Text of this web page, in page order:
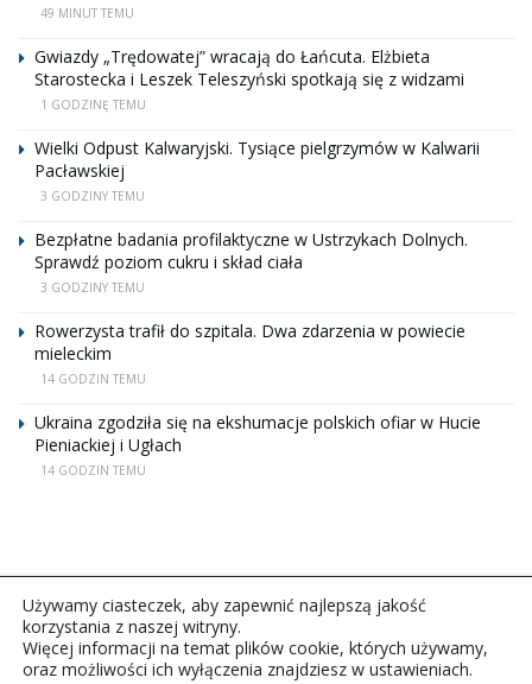
49 MINUT TEMU
Gwiazdy „Trędowatej” wracają do Łańcuta. Elżbieta
Starostecka i Leszek Teleszyński spotkają się z widzami
1 GODZINĘ TEMU
Wielki Odpust Kalwaryjski. Tysiące pielgrzymów w Kalwarii
Pacławskiej
3 GODZINY TEMU
Bezpłatne badania profilaktyczne w Ustrzykach Dolnych.
Sprawdź poziom cukru i skład ciała
3 GODZINY TEMU
Rowerzysta trafił do szpitala. Dwa zdarzenia w powiecie
mieleckim
14 GODZIN TEMU
Ukraina zgodziła się na ekshumacje polskich ofiar w Hucie
Pieniackiej i Ugłach
14 GODZIN TEMU
Używamy ciasteczek, aby zapewnić najlepszą jakość
korzystania z naszej witryny.
Więcej informacji na temat plików cookie, których używamy,
oraz możliwości ich wyłączenia znajdziesz w ustawieniach.